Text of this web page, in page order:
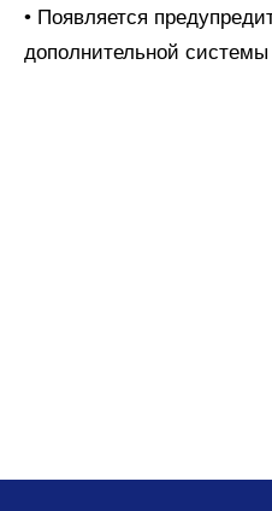
• Появляется
дополнительной